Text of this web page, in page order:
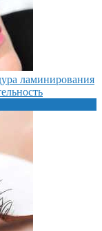
ламинирования